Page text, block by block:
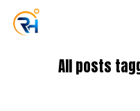
All posts